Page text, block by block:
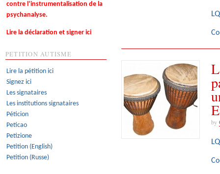
by
contre l’instrumentalisation de la
psychanalyse.
Lire la déclaration et signer ici
PETITION AUTISME
Lire la pétition ici
Signez ici
Les signataires
Les institutions signataires
Péticion
Peticao
Petizione
Petition (English)
Petition (Russe)